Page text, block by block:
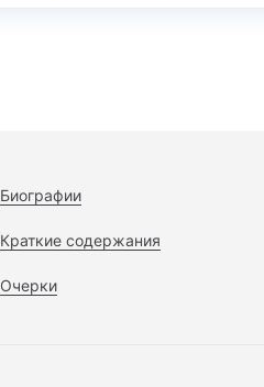
Биографии
Краткие содержания
Очерки